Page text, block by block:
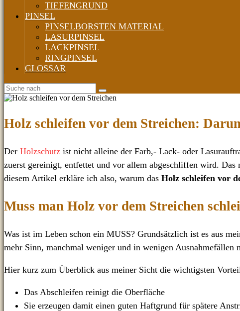
TIEFENGRUND
PINSEL
PINSELBORSTEN MATERIAL
LASURPINSEL
LACKPINSEL
RINGPINSEL
GLOSSAR
Holz schleifen vor dem Streichen:
Der Holzschutz ist nicht alleine der Farb,- Lack- oder
zuerst gereinigt, entfettet und vor allem abgeschliffen wird.
diesem Artikel erkläre ich also, warum das Holz schleifen vor
Muss man Holz vor dem Streichen
Was ist im Leben schon ein MUSS? Grundsätzlich ist es aus
mehr Sinn, manchmal weniger und in wenigen Ausnahmefällen
Hier kurz zum Überblick aus meiner Sicht die wichtigsten
Das Abschleifen reinigt die Oberfläche
Sie erzeugen damit einen guten Haftgrund für spätere